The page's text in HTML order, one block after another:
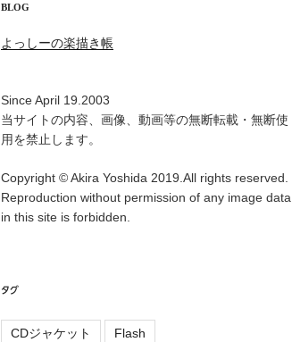
BLOG
よっしーの楽描き帳
Since April 19.2003
当サイトの内容、画像、動画等の無断転載・無断使
用を禁止します。
Copyright © Akira Yoshida 2019.All rights reserved.
Reproduction without permission of any image data
in this site is forbidden.
タグ
CDジャケット Flash